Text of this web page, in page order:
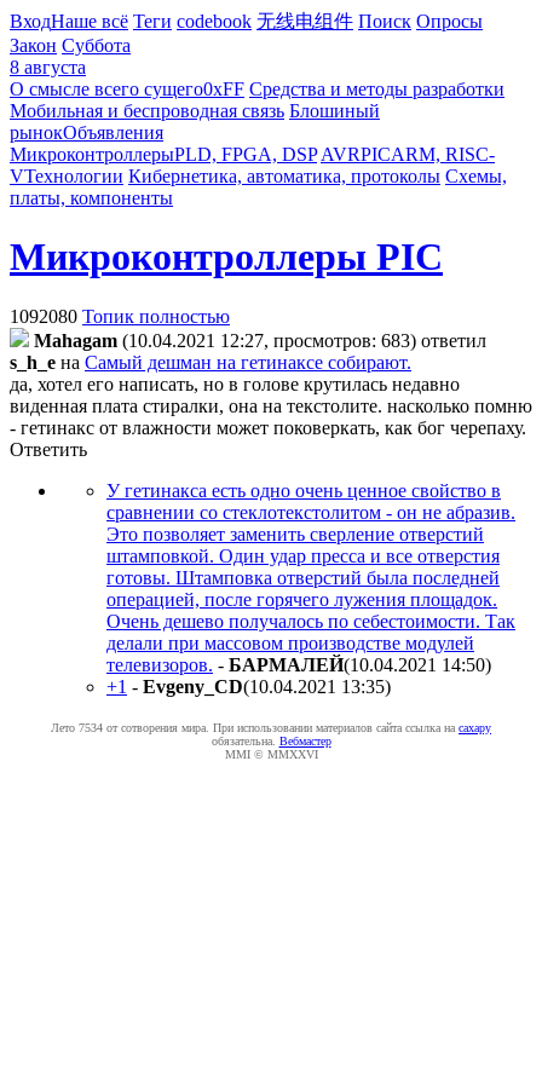
ВходНаше всё Теги codebook 无线电组件 Поиск Опросы
Закон Суббота
8 августа
О смысле всего сущего0xFF Средства и методы разработки
Мобильная и беспроводная связь Блошиный
рынокОбъявления
МикроконтроллерыPLD, FPGA, DSP AVRPICARM, RISC-
VТехнологии Кибернетика, автоматика, протоколы Схемы,
платы, компоненты
Микроконтроллеры PIC
1092080 Топик полностью
Mahagam (10.04.2021 12:27, просмотров: 683) ответил
s_h_e на Самый дешман на гетинаксе собирают.
да, хотел его написать, но в голове крутилась недавно
виденная плата стиралки, она на текстолите. насколько помню
- гетинакс от влажности может поковеркать, как бог черепаху.
Ответить
У гетинакса есть одно очень ценное свойство в
сравнении со стеклотекстолитом - он не абразив.
Это позволяет заменить сверление отверстий
штамповкой. Один удар пресса и все отверстия
готовы. Штамповка отверстий была последней
операцией, после горячего лужения площадок.
Очень дешево получалось по себестоимости. Так
делали при массовом производстве модулей
телевизоров. - БAPMAЛEЙ(10.04.2021 14:50)
+1 - Evgeny_CD(10.04.2021 13:35)
Лето 7534 от сотворения мира. При использовании материалов сайта ссылка на caxapу
обязательна. Вебмастер
MMI © MMXXVI